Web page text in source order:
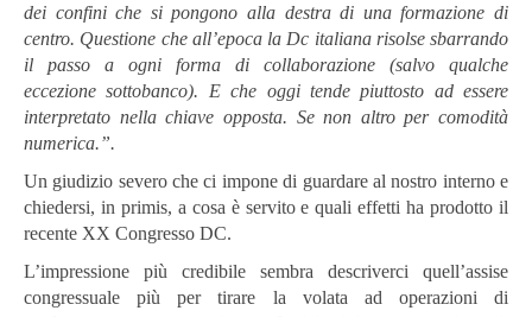
dei confini che si pongono alla destra di una formazione di
centro. Questione che all’epoca la Dc italiana risolse sbarrando
il passo a ogni forma di collaborazione (salvo qualche
eccezione sottobanco). E che oggi tende piuttosto ad essere
interpretato nella chiave opposta. Se non altro per comodità
numerica.”.
Un giudizio severo che ci impone di guardare al nostro interno e
chiedersi, in primis, a cosa è servito e quali effetti ha prodotto il
recente XX Congresso DC.
L’impressione più credibile sembra descriverci quell’assise
congressuale più per tirare la volata ad operazioni di